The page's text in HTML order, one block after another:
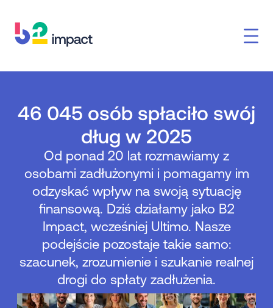
46 045 osób spłaciło swój
dług w 2025
Od ponad 20 lat rozmawiamy z
osobami zadłużonymi i pomagamy im
odzyskać wpływ na swoją sytuację
finansową. Dziś działamy jako B2
Impact, wcześniej Ultimo. Nasze
podejście pozostaje takie samo:
szacunek, zrozumienie i szukanie realnej
drogi do spłaty zadłużenia.